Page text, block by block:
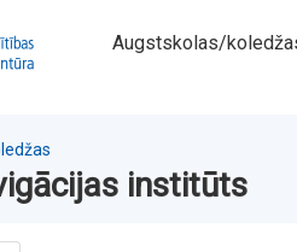
Augstskolas/
institūts